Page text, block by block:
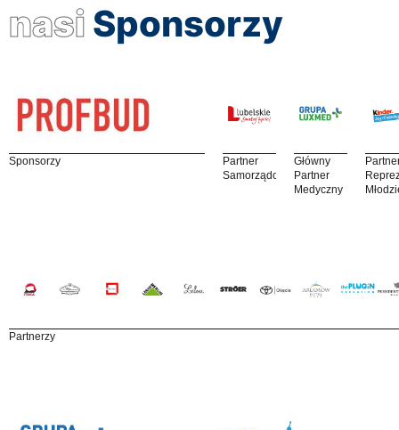
nasi Sponsorzy
Sponsorzy
Partner
Samorządowy
Główny
Partner
Medyczny
Partnerzy